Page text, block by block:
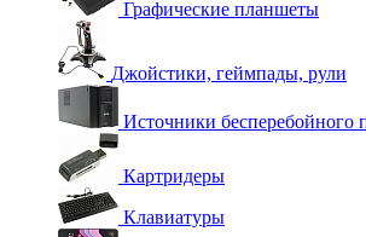
Графические планшеты
Джойстики, геймпады, рули
Источники бесперебойного
Картридеры
Клавиатуры